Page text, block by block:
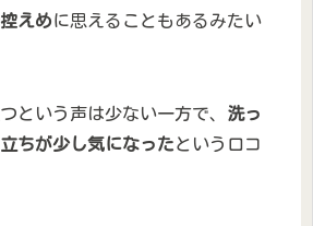
えめに思えることもあるみたい
という声は少ない一方で、 洗っ
ちが少し気になったという口コ